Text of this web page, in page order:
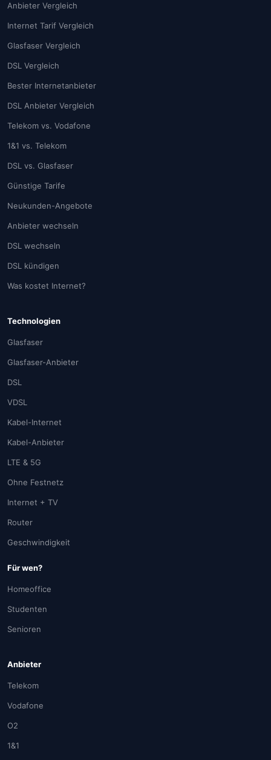
Anbieter Vergleich
Internet Tarif Vergleich
Glasfaser Vergleich
DSL Vergleich
Bester Internetanbieter
DSL Anbieter Vergleich
Telekom vs. Vodafone
1&1 vs. Telekom
DSL vs. Glasfaser
Günstige Tarife
Neukunden-Angebote
Anbieter wechseln
DSL wechseln
DSL kündigen
Was kostet Internet?
Technologien
Glasfaser
Glasfaser-Anbieter
DSL
VDSL
Kabel-Internet
Kabel-Anbieter
LTE & 5G
Ohne Festnetz
Internet + TV
Router
Geschwindigkeit
Für wen?
Homeoffice
Studenten
Senioren
Anbieter
Telekom
Vodafone
O2
1&1